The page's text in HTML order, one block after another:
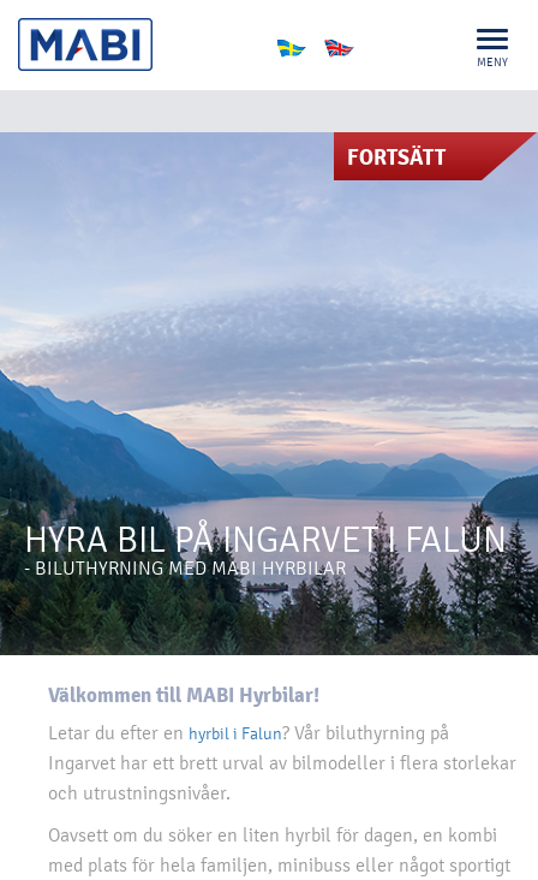
MENY
HYRA BIL PÅ INGARVET I FALUN
- BILUTHYRNING MED MABI HYRBILAR
FORTSÄTT
Välkommen till MABI Hyrbilar!
Letar du efter en hyrbil i Falun? Vår biluthyrning på
Ingarvet har ett brett urval av bilmodeller i flera storlekar
och utrustningsnivåer.
Oavsett om du söker en liten hyrbil för dagen, en kombi
med plats för hela familjen, minibuss eller något sportigt